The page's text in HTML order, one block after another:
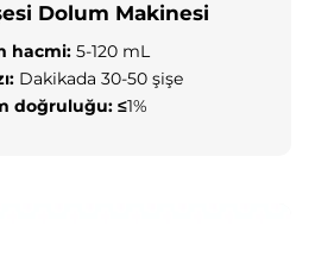
Dolum Makinesi
hacmi: 5-120 mL
Dakikada 30-50 şişe
doğruluğu: ≤1%